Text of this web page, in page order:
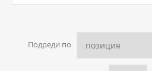
Подреди по